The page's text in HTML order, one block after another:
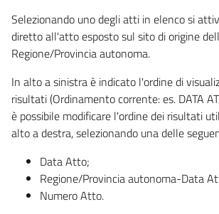
Selezionando uno degli atti in elenco si
diretto all'atto esposto sul sito di origine
Regione/Provincia autonoma.
In alto a sinistra è indicato l'ordine di
risultati (Ordinamento corrente: es. DATA
è possibile modificare l'ordine dei risultati
alto a destra, selezionando una delle
Data Atto;
Regione/Provincia autonoma-Data
Numero Atto.